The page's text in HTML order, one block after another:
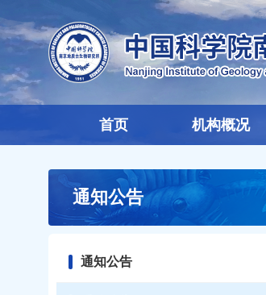
首页 机构概况
通知公告
通知公告